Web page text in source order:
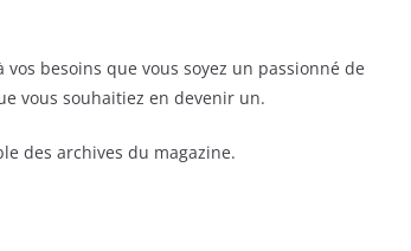
besoins que vous soyez un passionné de
vous souhaitiez en devenir un.
des archives du magazine.